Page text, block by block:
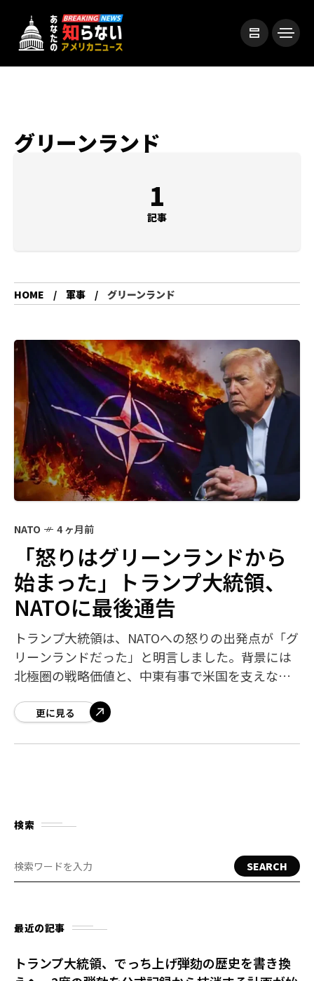
グリーンランド
1
記事
HOME 軍事 グリーンランド
NATO 4 ヶ月前
「怒りはグリーンランドから
始まった」トランプ大統領、
NATOに最後通告
トランプ大統領は、NATOへの怒りの出発点が「グ
リーンランドだった」と明言しました。背景には
北極圏の戦略価値と、中東有事で米国を支えなか
ンドが引き金になったNATO不信 トラ
更に見る
検索
SEARCH
最近の記事
トランプ大統領、でっち上げ弾劾の歴史を書き換